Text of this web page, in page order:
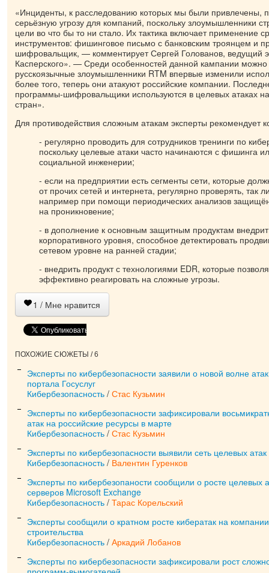
«Инциденты, к расследованию которых мы были привлечены,
серьёзную угрозу для компаний, поскольку злоумышленники
цели во что бы то ни стало. Их тактика включает применение
инструментов: фишинговое письмо с банковским троянцем и
шифровальщик, — комментирует Сергей Голованов, ведущий
Касперского». — Среди особенностей данной кампании можно
русскоязычные злоумышленники RTM впервые изменили
более того, теперь они атакуют российские компании.
программы-шифровальщики используются в целевых атаках на
стран».
Для противодействия сложным атакам эксперты рекомендует
- регулярно проводить для сотрудников тренинги по
поскольку целевые атаки часто начинаются с фишинга
социальной инженерии;
- если на предприятии есть сегменты сети, которые
от прочих сетей и интернета, регулярно проверять, так
например при помощи периодических анализов
на проникновение;
- в дополнение к основным защитным продуктам
корпоративного уровня, способное детектировать
сетевом уровне на ранней стадии;
- внедрить продукт с технологиями EDR, которые
эффективно реагировать на сложные угрозы.
1 / Мне нравится
ПОХОЖИЕ СЮЖЕТЫ / 6
Эксперты по кибербезопасности заявили о новой волне
портала Госуслуг
Кибербезопасность / Стас Кузьмин
Эксперты по кибербезопасности зафиксировали
атак на российские ресурсы в марте
Кибербезопасность / Стас Кузьмин
Эксперты по кибербезопасности выявили сеть целевых атак
Кибербезопасность / Валентин Гуренков
Эксперты по кибербезопаности сообщили о росте целевых
серверов Microsoft Exchange
Кибербезопасность / Тарас Корельский
Эксперты сообщили о кратном росте кибератак на
строительства
Кибербезопасность / Аркадий Лобанов
Эксперты по кибербезопасности зафиксировали рост